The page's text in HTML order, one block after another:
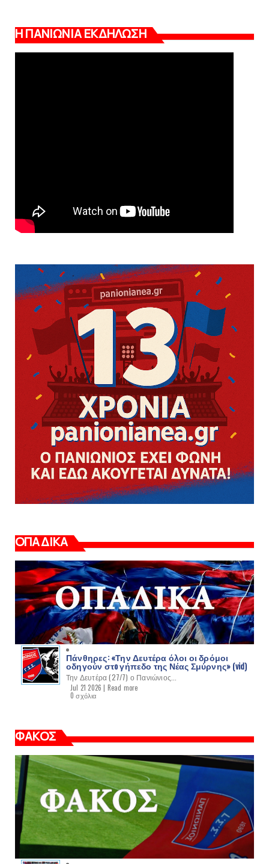
Η ΠΑΝΙΩΝΙΑ ΕΚΔΗΛΩΣΗ
ΟΠΑΔΙΚΑ
Πάνθηρες: «Την Δευτέρα όλοι οι δρόμοι
οδηγούν στo γήπεδο της Νέας Σμύρνης» (vid)
Την Δευτέρα (27/7) ο Πανιώνιος...
Jul 21 2026 | Read more
0 σχόλια
ΦΑΚΟΣ